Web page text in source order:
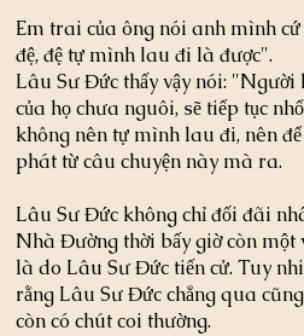
Em trai của ông nói anh mình
đệ, đệ tự mình lau đi là được".
Lâu Sư Đức thấy vậy nói: "Người
của họ chưa nguôi, sẽ tiếp tục
không nên tự mình lau đi, nên
phát từ câu chuyện này mà ra.
Lâu Sư Đức không chỉ đối đãi
Nhà Đường thời bấy giờ còn
là do Lâu Sư Đức tiến cử. Tuy
rằng Lâu Sư Đức chẳng qua
còn có chút coi thường.